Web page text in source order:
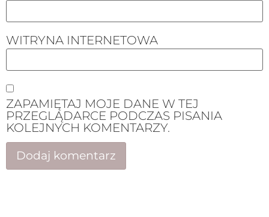
WITRYNA INTERNETOWA
ZAPAMIĘTAJ MOJE DANE W TEJ
PRZEGLĄDARCE PODCZAS PISANIA
KOLEJNYCH KOMENTARZY.